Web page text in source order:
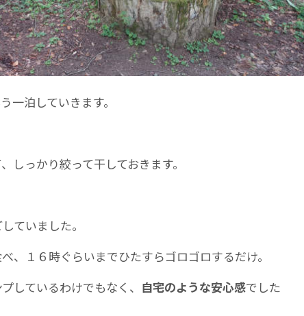
一泊していきます。
しっかり絞って干しておきます。
ていました。
、１６時ぐらいまでひたすらゴロゴロするだけ。
しているわけでもなく、 自宅のような安心感でした